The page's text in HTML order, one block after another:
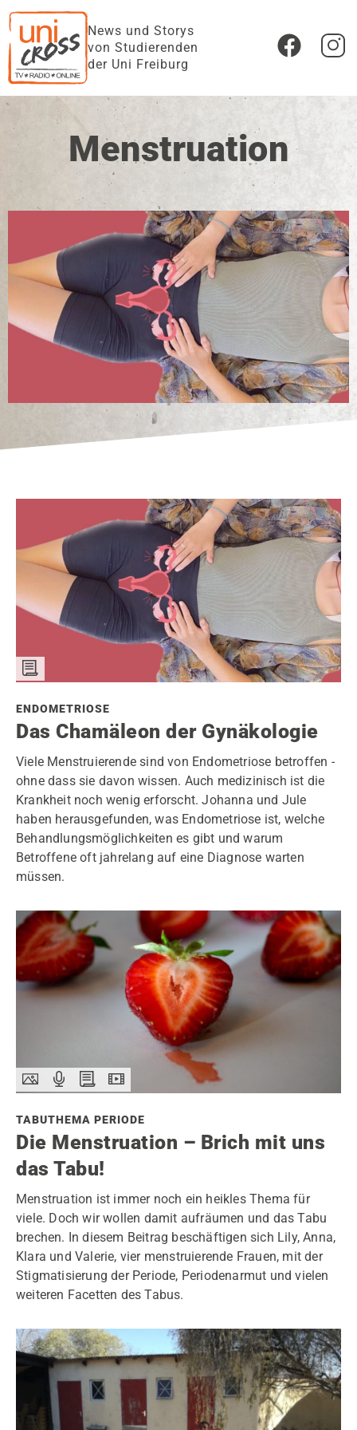
News und Storys
von Studierenden
der Uni Freiburg
Menstruation
ENDOMETRIOSE
Das Chamäleon der Gynäkologie
Viele Menstruierende sind von Endometriose betroffen -
ohne dass sie davon wissen. Auch medizinisch ist die
Krankheit noch wenig erforscht. Johanna und Jule
haben herausgefunden, was Endometriose ist, welche
Behandlungsmöglichkeiten es gibt und warum
Betroffene oft jahrelang auf eine Diagnose warten
müssen.
TABUTHEMA PERIODE
Die Menstruation – Brich mit uns
das Tabu!
Menstruation ist immer noch ein heikles Thema für
viele. Doch wir wollen damit aufräumen und das Tabu
brechen. In diesem Beitrag beschäftigen sich Lily, Anna,
Klara und Valerie, vier menstruierende Frauen, mit der
Stigmatisierung der Periode, Periodenarmut und vielen
weiteren Facetten des Tabus.